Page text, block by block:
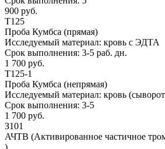
900 руб.
Т125
Проба Кумбса (прямая)
Исследуемый материал: кровь с ЭДТА
Срок выполнения: 3-5 раб. дн.
1 700 руб.
Т125-1
Проба Кумбса (непрямая)
Исследуемый материал: кровь
Срок выполнения: 3-5
1 700 руб.
З101
АЧТВ (Активированное частичное
)